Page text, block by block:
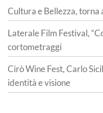
Cultura e Bellezza, torna
Laterale Film Festival,
cortometraggi
Cirò Wine Fest, Carlo
identità e visione